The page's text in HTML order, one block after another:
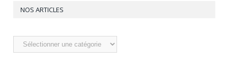
NOS ARTICLES
Nos